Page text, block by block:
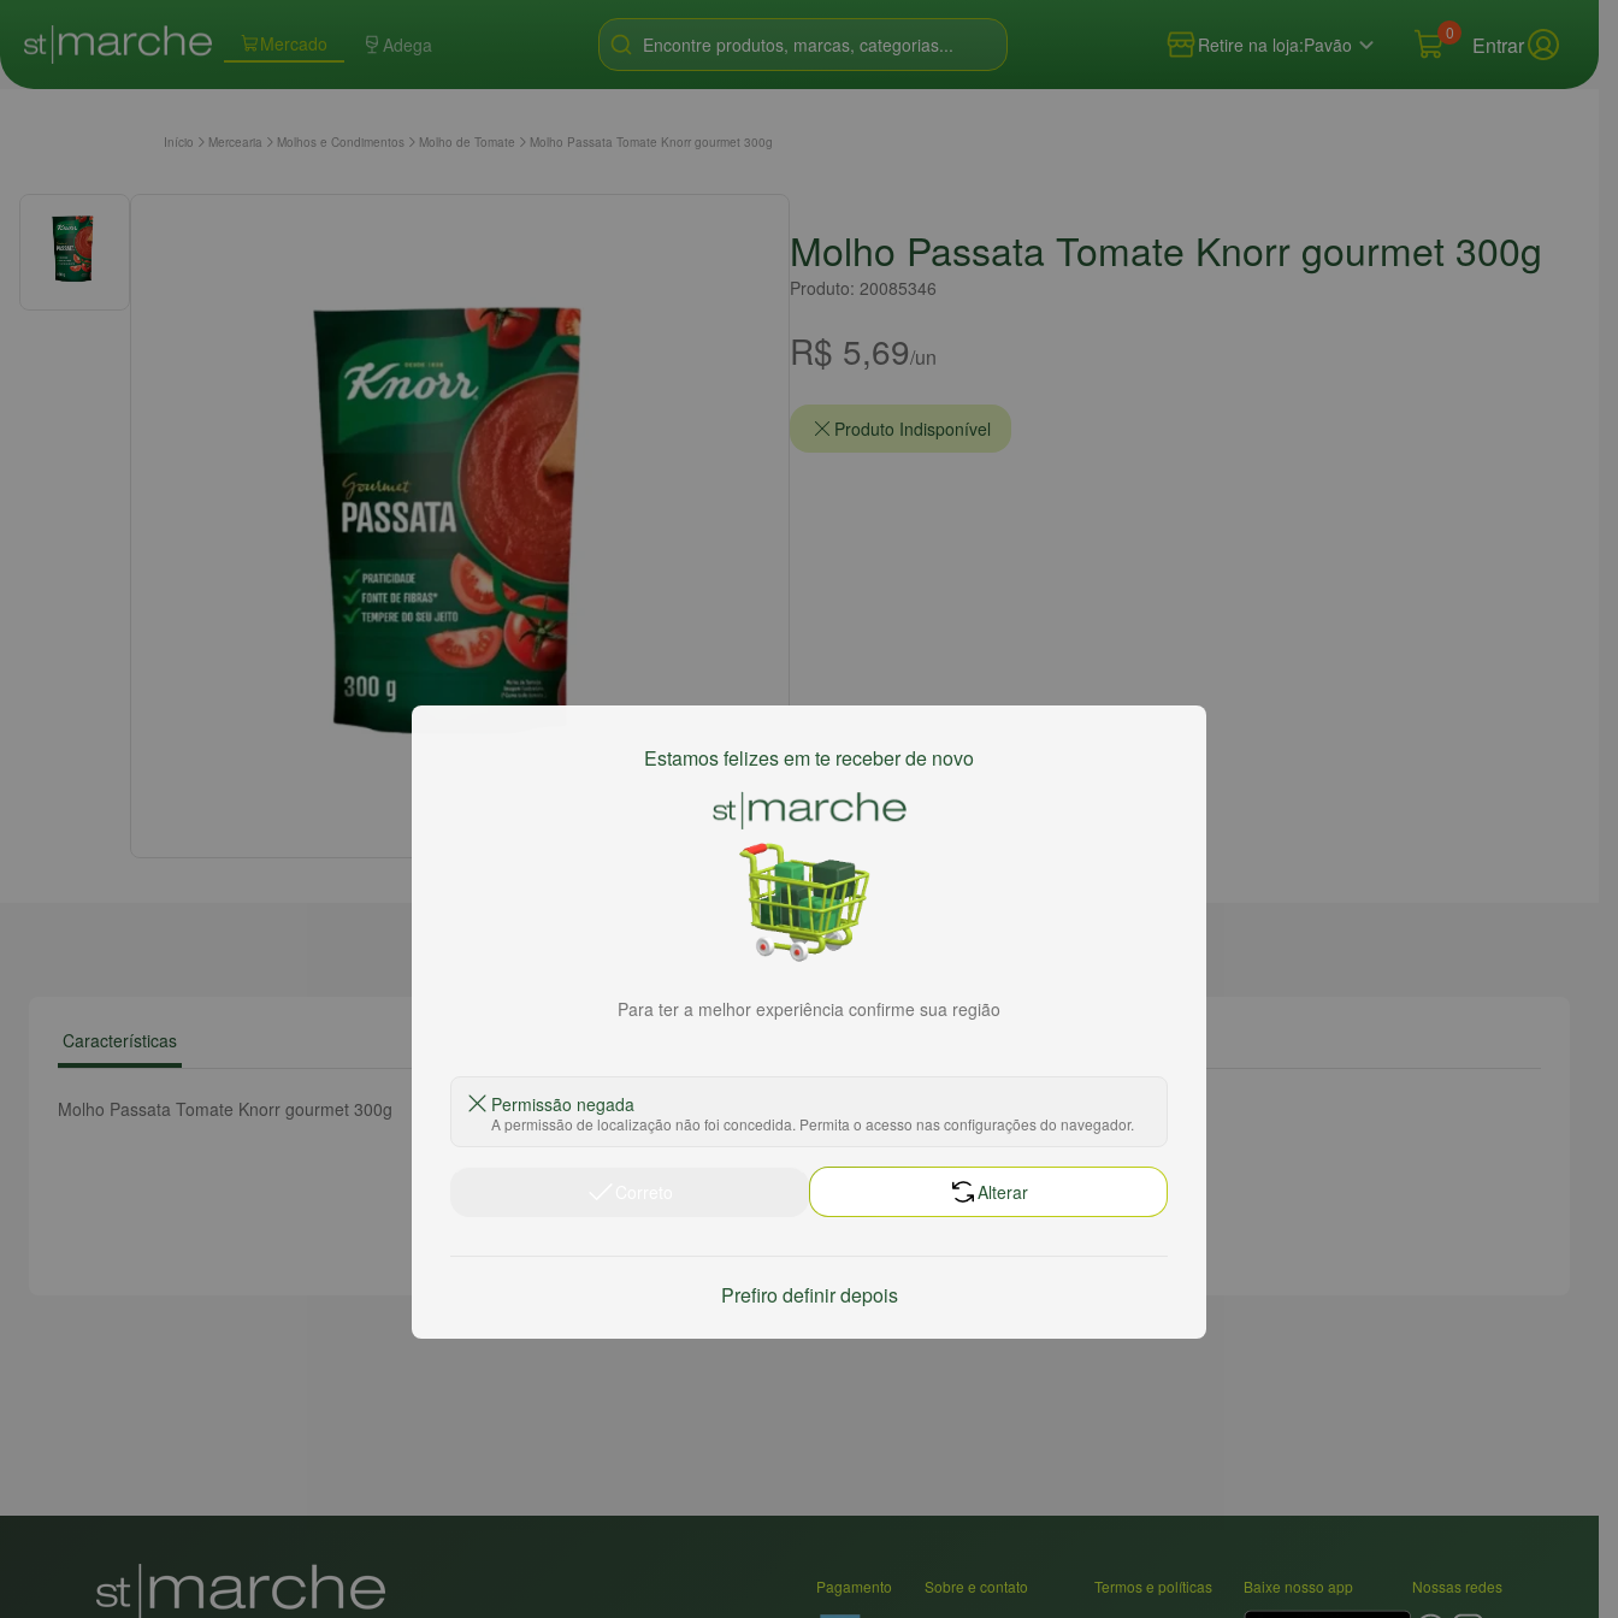
Mercado Adega Encontre produtos, marcas, categorias... Retire na loja:Pavão
0 Entrar
Início Mercearia Molhos e Condimentos Molho de Tomate Molho Passata Tomate Knorr gourmet 300g
Molho Passata Tomate Knorr gourmet 300g
Produto: 20085346
R$ 5,69/un
Produto Indisponível
Características
Molho Passata Tomate Knorr gourmet 300g
Pagamento
Sobre e contato
Termos e políticas
Baixe nosso app Nossas redes
Estamos felizes em te receber de novo
Para ter a melhor experiência confirme sua região
Permissão negada
A permissão de localização não foi concedida. Permita o acesso nas configurações do navegador.
Alterar
Prefiro definir depois